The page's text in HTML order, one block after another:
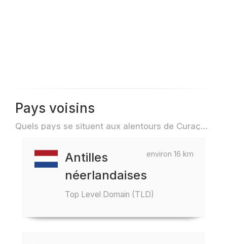
Pays voisins
Quels pays se situent aux alentours de Curaçao par exemple pour des voyage ou des vols
environ 16 km
Antilles
néerlandaises
Top Level Domain (TLD)